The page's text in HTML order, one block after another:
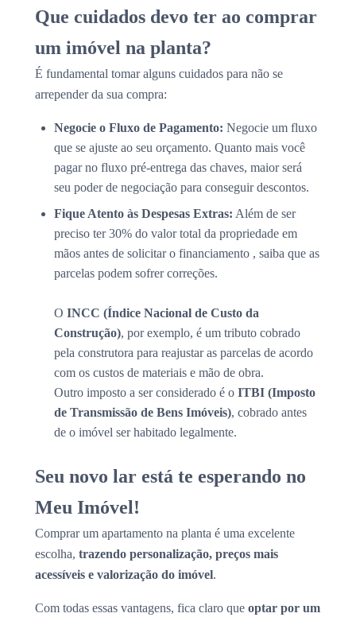
Que cuidados devo ter ao comprar
um imóvel na planta?
É fundamental tomar alguns cuidados para não se
arrepender da sua compra:
Negocie o Fluxo de Pagamento: Negocie um fluxo
que se ajuste ao seu orçamento. Quanto mais você
pagar no fluxo pré-entrega das chaves, maior será
seu poder de negociação para conseguir descontos.
Fique Atento às Despesas Extras: Além de ser
preciso ter 30% do valor total da propriedade em
mãos antes de solicitar o financiamento , saiba que as
parcelas podem sofrer correções.
O INCC (Índice Nacional de Custo da
Construção), por exemplo, é um tributo cobrado
pela construtora para reajustar as parcelas de acordo
com os custos de materiais e mão de obra.
Outro imposto a ser considerado é o ITBI (Imposto
de Transmissão de Bens Imóveis), cobrado antes
de o imóvel ser habitado legalmente.
Seu novo lar está te esperando no
Meu Imóvel!
Comprar um apartamento na planta é uma excelente
escolha, trazendo personalização, preços mais
acessíveis e valorização do imóvel.
Com todas essas vantagens, fica claro que optar por um